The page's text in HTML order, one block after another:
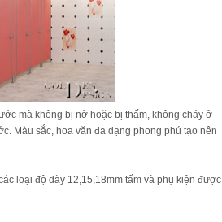
mà không bị nở hoặc bị thấm, không cháy ở
Màu sắc, hoa văn đa dạng phong phú tạo nên
loại độ dày 12,15,18mm tấm và phụ kiện được